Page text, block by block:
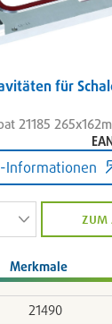
für
21185
Informationen
Merkmale
21490